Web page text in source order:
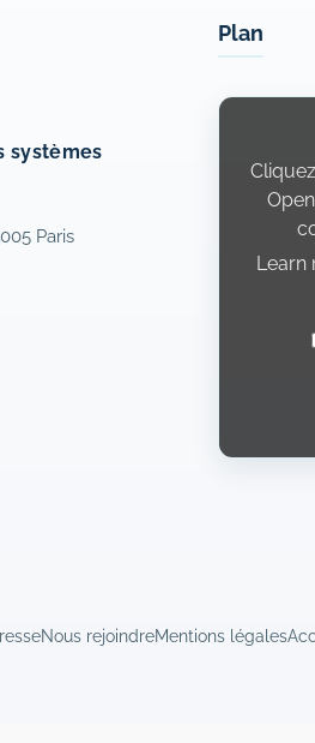
systèmes
Paris
Plan
Display
Learn
Nous rejoindreMentions légales